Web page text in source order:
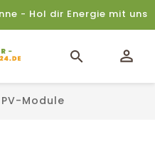
- Hol dir Energie mit uns
PV-Module